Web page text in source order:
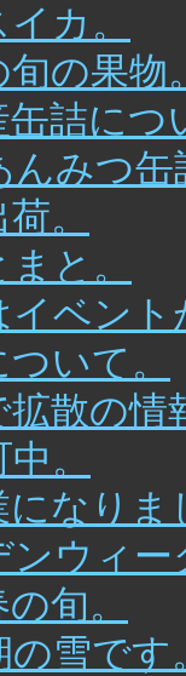
カ。
旬の果物
缶詰につ
んみつ
。
と。
イベン
いて。
拡散の
。
になりま
ンウィ
旬。
の雪です